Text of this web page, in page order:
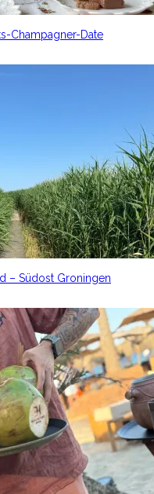
Champagner-Date
– Südost Groningen